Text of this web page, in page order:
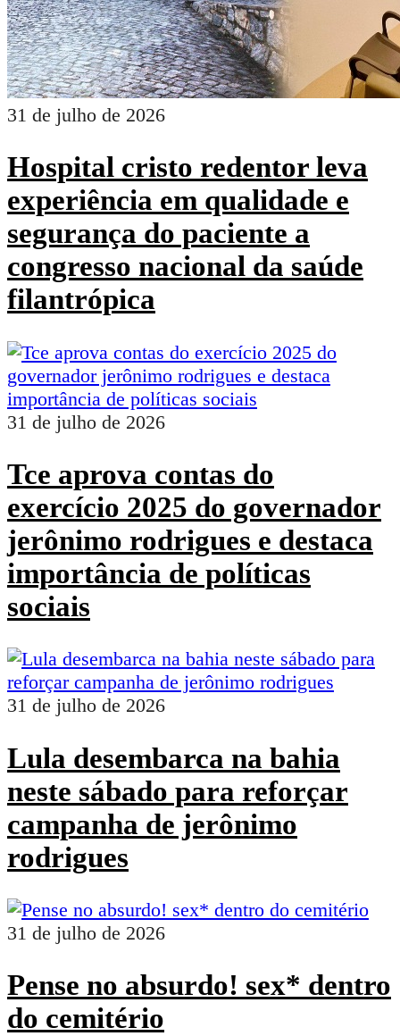
31 de julho de 2026
Hospital cristo redentor leva
experiência em qualidade e
segurança do paciente a
congresso nacional da saúde
filantrópica
31 de julho de 2026
Tce aprova contas do
exercício 2025 do governador
jerônimo rodrigues e destaca
importância de políticas
sociais
31 de julho de 2026
Lula desembarca na bahia
neste sábado para reforçar
campanha de jerônimo
rodrigues
31 de julho de 2026
Pense no absurdo! sex* dentro
do cemitério